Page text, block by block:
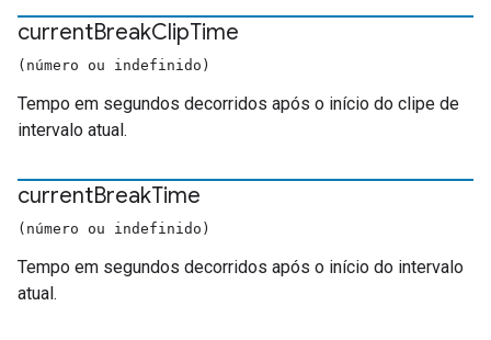
currentBreakClipTime
(número ou indefinido)
Tempo em segundos decorridos após o início do clipe de
intervalo atual.
currentBreakTime
(número ou indefinido)
Tempo em segundos decorridos após o início do intervalo
atual.